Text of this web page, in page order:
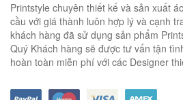
Printstyle chuyên thiết kế và sản xuất
cầu với giá thành luôn hợp lý và cạnh
khách hàng đã sử dụng sản phẩm
Quý Khách hàng sẽ được tư vấn tận
hoàn toàn miễn phí với các Designer